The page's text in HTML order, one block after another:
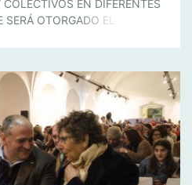
EN DIFERENTES
OTORGADO EL TÍTULO
TRAYECTORIA
Y DE COMPROMISO
[…]